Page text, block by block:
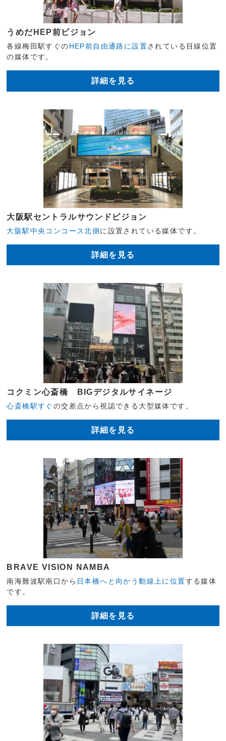
うめだHEP前ビジョン
各線梅田駅すぐのHEP前自由通路に設置されている目線位置
の媒体です。
詳細を見る
大阪駅セントラルサウンドビジョン
大阪駅中央コンコース北側に設置されている媒体です。
詳細を見る
コクミン心斎橋 BIGデジタルサイネージ
心斎橋駅すぐの交差点から視認できる大型媒体です。
詳細を見る
BRAVE VISION NAMBA
南海難波駅南口から 日本橋へと向かう動線上に位置する媒体
です。
詳細を見る